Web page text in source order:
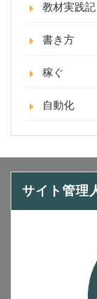
教材実践記
書き方
稼ぐ
自動化
サイト管理